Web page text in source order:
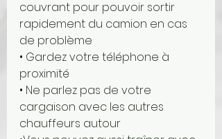
couvrant pour pouvoir sortir
rapidement du camion en cas
de problème
• Gardez votre téléphone à
proximité
• Ne parlez pas de votre
cargaison avec les autres
chauffeurs autour